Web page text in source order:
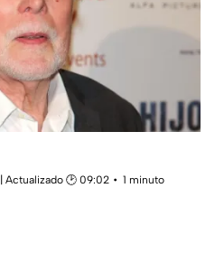
| Actualizado 🕑 09:02
1 minuto